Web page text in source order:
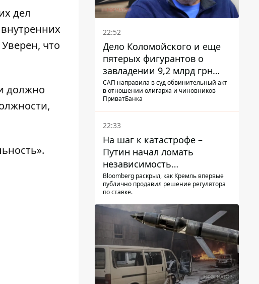
дел
что
должно
22:52
Дело Коломойского и еще
пятерых фигурантов о
завладении 9,2 млрд грн
ПриватБанка направили в
суд
САП направила в суд обвинительный акт
в отношении олигарха и чиновников
ПриватБанка
22:33
На шаг к катастрофе –
Путин начал ломать
независимость
собственного Центробанка,
заставив снизить базовую
Bloomberg раскрыл, как Кремль впервые
публично продавил решение регулятора
по ставке.